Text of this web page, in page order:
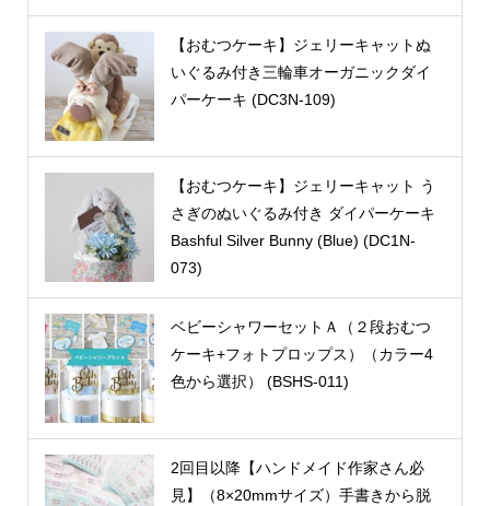
【おむつケーキ】ジェリーキャットぬ
いぐるみ付き三輪車オーガニックダイ
パーケーキ (DC3N-109)
【おむつケーキ】ジェリーキャット う
さぎのぬいぐるみ付き ダイパーケーキ
Bashful Silver Bunny (Blue) (DC1N-
073)
ベビーシャワーセットＡ（２段おむつ
ケーキ+フォトプロップス）（カラー4
色から選択） (BSHS-011)
2回目以降【ハンドメイド作家さん必
見】（8×20mmサイズ）手書きから脱